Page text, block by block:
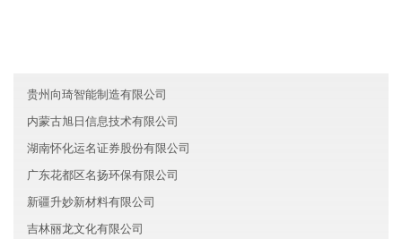
贵州向琦智能制造有限公司
内蒙古旭日信息技术有限公司
湖南怀化运名证券股份有限公司
广东花都区名扬环保有限公司
新疆升妙新材料有限公司
吉林丽龙文化有限公司